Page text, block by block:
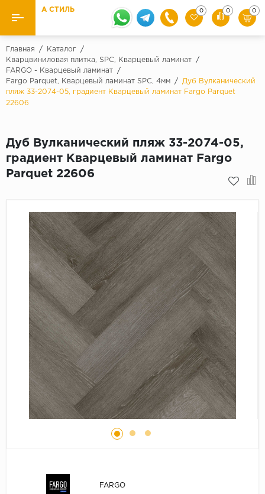
Назад
Ламинат
Kaindl
Quick Step
33 класс
Палитра
Серый
Бежевый
Дуб светлый
Коричневый
Страна
Австрия
Бельгия
Германия
Паркетная доска
Линолеум
Кварцевый ламинат SPC
Подложка под паркет и ламинат
А СТИЛЬ 0 0 0
Главная / Каталог
/
Кварцвиниловая плитка, SPC, Кварцевый ламинат
/
FARGO - Кварцевый ламинат
/
Fargo Parquet, Кварцевый ламинат SPC, 4мм
/
Дуб Вулканический
пляж 33-2074-05, градиент Кварцевый ламинат Fargo Parquet
22606
Дуб Вулканический пляж 33-2074-05,
градиент Кварцевый ламинат Fargo
Parquet 22606
FARGO